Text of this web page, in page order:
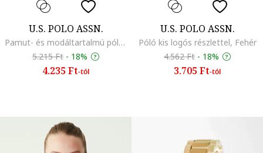
U.S. POLO ASSN.
Pamut- és modáltartalmú póló, Fekete
5.215 Ft - 18%
4.235 Ft-tól
U.S. POLO ASSN.
Póló kis logós részlettel, Fehér
4.562 Ft - 18%
3.705 Ft-tól